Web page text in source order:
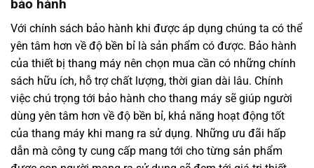
bảo hành
Với chính sách bảo hành khi được áp dụng chúng ta có thể
yên tâm hơn về độ bền bỉ là sản phẩm có được. Bảo hành
của thiết bị thang máy nên chọn mua cần có những chính
sách hữu ích, hỗ trợ chất lượng, thời gian dài lâu. Chính
việc chú trọng tới bảo hành cho thang máy sẽ giúp người
dùng yên tâm hơn về độ bền bỉ, khả năng hoạt động tốt
của thang máy khi mang ra sử dụng. Những ưu đãi hấp
dẫn mà công ty cung cấp mang tới cho từng sản phẩm